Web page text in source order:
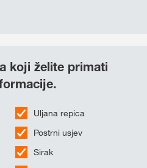
koji želite primati
Uljana repica
Postrni usjev
Sirak